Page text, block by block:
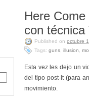
Here
con técnica
Published on octubre
Tags: guns illusion
Esta vez les dejo un
del tipo post-it (para
movimiento.